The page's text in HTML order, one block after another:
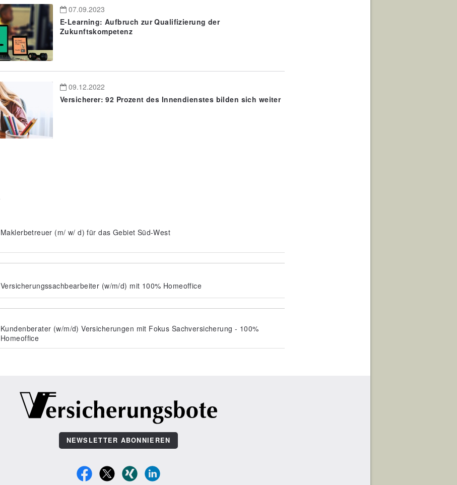
07.09.2023
E-Learning: Aufbruch zur Qualifizierung der
Zukunftskompetenz
09.12.2022
Versicherer: 92 Prozent des Innendienstes bilden sich weiter
Maklerbetreuer (m/ w/ d) für das Gebiet Süd-West
Versicherungssachbearbeiter (w/m/d) mit 100% Homeoffice
Kundenberater (w/m/d) Versicherungen mit Fokus Sachversicherung - 100%
Homeoffice
NEWSLETTER ABONNIEREN